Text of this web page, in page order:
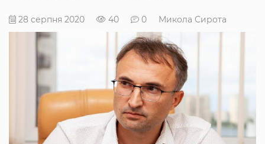
28 серпня 2020 40 0 Микола Сирота